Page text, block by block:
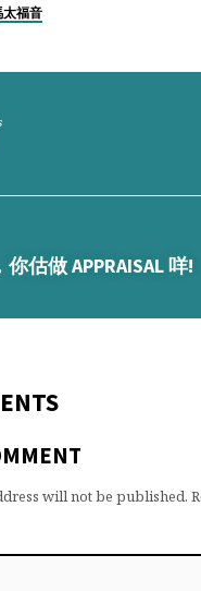
太福音
估做 APPRAISAL 咩!
will not be published.